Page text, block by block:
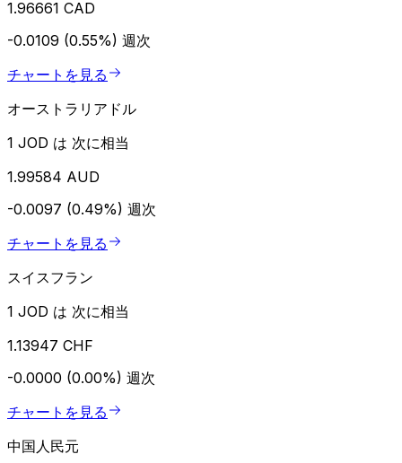
1.96661 CAD
-0.0109 (0.55%) 週次
チャートを見る
オーストラリアドル
1 JOD は 次に相当
1.99584 AUD
-0.0097 (0.49%) 週次
チャートを見る
スイスフラン
1 JOD は 次に相当
1.13947 CHF
-0.0000 (0.00%) 週次
チャートを見る
中国人民元